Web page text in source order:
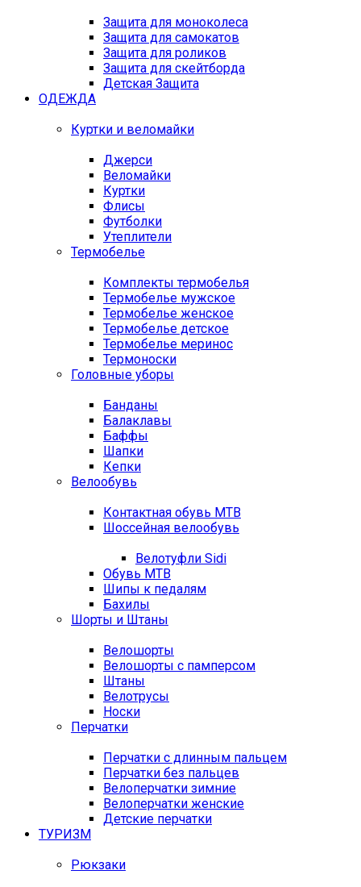
Защита для моноколеса
Защита для самокатов
Защита для роликов
Защита для скейтборда
Детская Защита
ОДЕЖДА
Куртки и веломайки
Джерси
Веломайки
Куртки
Флисы
Футболки
Утеплители
Термобелье
Комплекты термобелья
Термобелье мужское
Термобелье женское
Термобелье детское
Термобелье меринос
Термоноски
Головные уборы
Банданы
Балаклавы
Баффы
Шапки
Кепки
Велообувь
Контактная обувь MTB
Шоссейная велообувь
Велотуфли Sidi
Обувь MTB
Шипы к педалям
Бахилы
Шорты и Штаны
Велошорты
Велошорты с памперсом
Штаны
Велотрусы
Носки
Перчатки
Перчатки с длинным пальцем
Перчатки без пальцев
Велоперчатки зимние
Велоперчатки женские
Детские перчатки
ТУРИЗМ
Рюкзаки